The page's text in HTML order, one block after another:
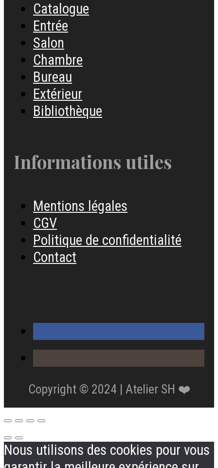
Catalogue
Entrée
Salon
Chambre
Bureau
Extérieur
Bibliothèque
Informations utiles
Mentions légales
CGV
Politique de confidentialité
Contact
Copyright © 2024 | Atelier SH ❤️
Nous utilisons des cookies pour vous